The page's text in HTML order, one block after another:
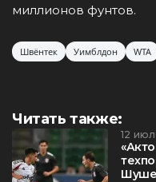
миллионов фунтов.
Швёнтек Уимблдон WTA
Читать также:
12